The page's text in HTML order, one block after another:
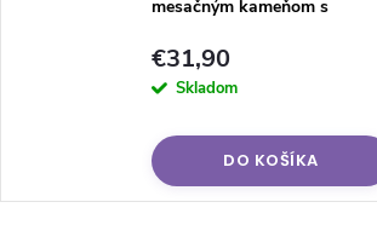
mesačným kameňom s
€31,90
Skladom
DO KOŠÍKA